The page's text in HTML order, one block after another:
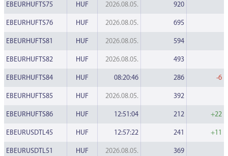
EBEURHUFTS75 HUF 2026.08.05. 920
EBEURHUFTS76 HUF 2026.08.05. 695
EBEURHUFTS81 HUF 2026.08.05. 594
EBEURHUFTS82 HUF 2026.08.05. 493
EBEURHUFTS84 HUF 08:20:46 286 -6
EBEURHUFTS85 HUF 2026.08.05. 392
EBEURHUFTS86 HUF 12:51:04 212 +22
EBEURUSDTL45 HUF 12:57:22 241 +11
EBEURUSDTL51 HUF 2026.08.05. 369